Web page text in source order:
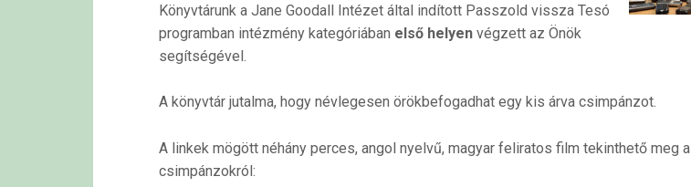
Könyvtárunk a Jane Goodall Intézet által indított Passzold vissza Tesó
programban intézmény kategóriában első helyen végzett az Önök
segítségével.
A könyvtár jutalma, hogy névlegesen örökbefogadhat egy kis árva csimpánzot.
A linkek mögött néhány perces, angol nyelvű, magyar feliratos film tekinthető meg a
csimpánzokról: